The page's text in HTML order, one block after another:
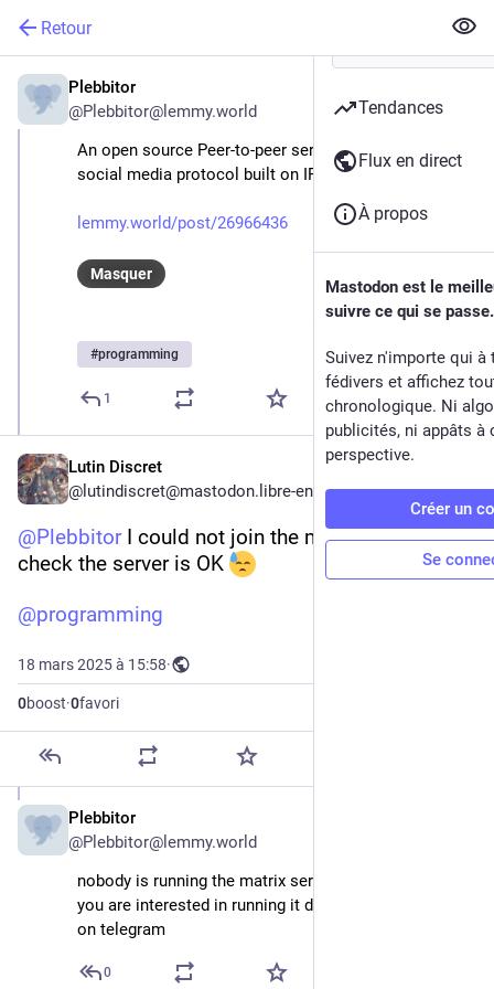
Retour
Plebbitor
@Plebbitor@lemmy.world
An open source Peer-to-peer serverless decentralized
social media protocol built on IPFS
lemmy.world/post/26966436
Masquer
#programming
1
Lutin Discret
@ lutindiscret@mastodon.libre-entreprise.com
@Plebbitor I could not join the matrix, please
check the server is OK
@programming
18 mars 2025 à 15:58·
0boost·0favori
Plebbitor
@Plebbitor@lemmy.world
nobody is running the matrix server at the moment, if
you are interested in running it dm @estebanabaroa
on telegram
0
Tendances
Flux en direct
À propos
Mastodon est le
suivre ce qui se passe.
Suivez n'importe qui à
fédivers et affichez
chronologique. Ni
publicités, ni appâts à
perspective.
Créer un
Se